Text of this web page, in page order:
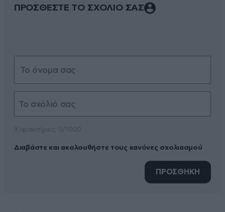
ΠΡΟΣΘΕΣΤΕ ΤΟ ΣΧΟΛΙΟ ΣΑΣ
Διαβάστε και ακολουθήστε τους κανόνες σχολιασμού
ΠΡΟΣΘΗΚΗ